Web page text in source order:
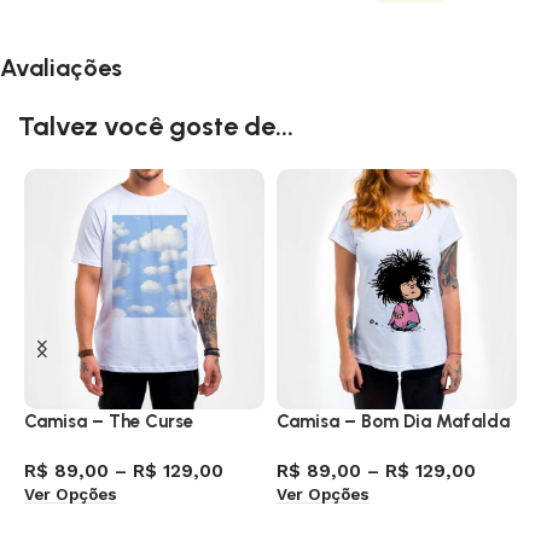
Avaliações
Talvez você goste de...
Camisa – The Curse
R$ 89,00 – R$ 129,00
Ver Opções
Camisa – Bom Dia Mafalda
R$ 89,00 – R$ 129,00
Ver Opções